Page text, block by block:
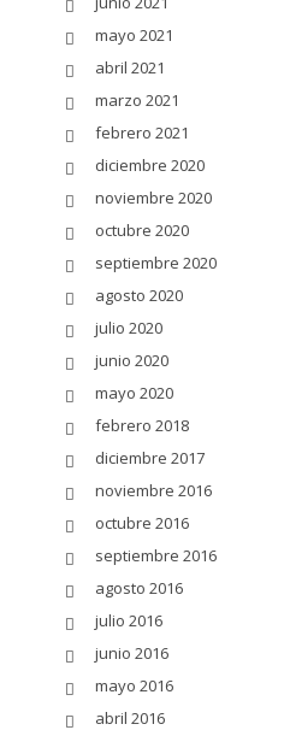
mayo 2021
abril 2021
marzo 2021
febrero 2021
diciembre 2020
noviembre 2020
octubre 2020
septiembre 2020
agosto 2020
julio 2020
junio 2020
mayo 2020
febrero 2018
diciembre 2017
noviembre 2016
octubre 2016
septiembre 2016
agosto 2016
julio 2016
junio 2016
mayo 2016
abril 2016